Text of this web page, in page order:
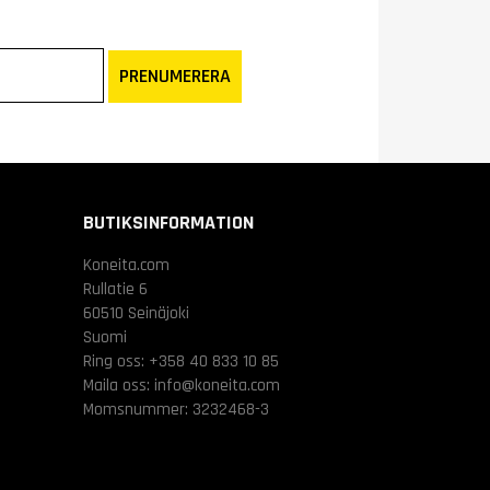
PRENUMERERA
BUTIKSINFORMATION
Koneita.com
Rullatie 6
60510 Seinäjoki
Suomi
Ring oss: +358 40 833 10 85
Maila oss: info@koneita.com
Momsnummer: 3232468-3